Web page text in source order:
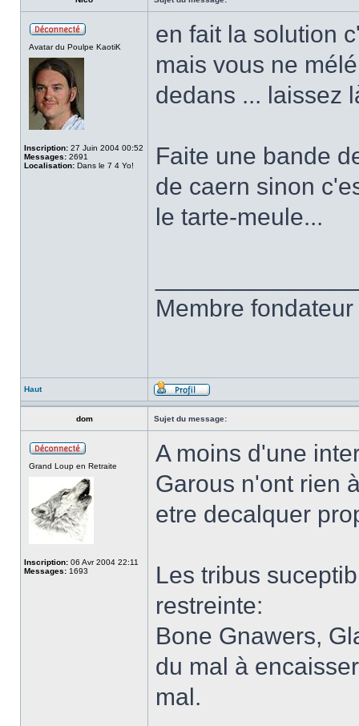
Avatar du Poulpe KaotiK
Inscription: 27 Juin 2004 00:52
Messages: 2691
Localisation: Dans le 7 4 Yo!
en fait la solution
mais vous ne
dedans ... laissez
Faite une bande
de caern sinon
le tarte-meule...
Membre
Haut
dom Sujet du message:
Grand Loup en Retraite
Inscription: 06 Avr 2004 22:11
Messages: 1693
A moins d'une
Garous n'ont rien
etre decalquer
Les tribus
restreinte:
Bone Gnawers,
du mal à
mal.